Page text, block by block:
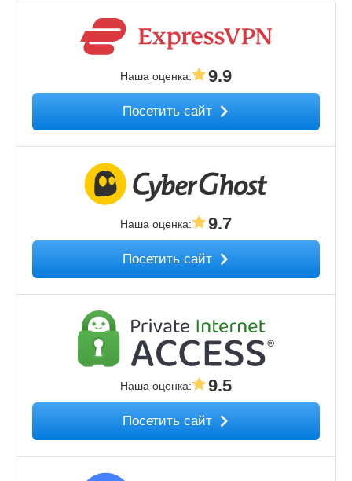
Наша оценка: 9.9
Посетить сайт
Наша оценка: 9.7
Посетить сайт
Наша оценка: 9.5
Посетить сайт